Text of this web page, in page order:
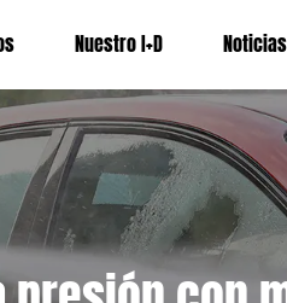
Nuestro I+D Noticias